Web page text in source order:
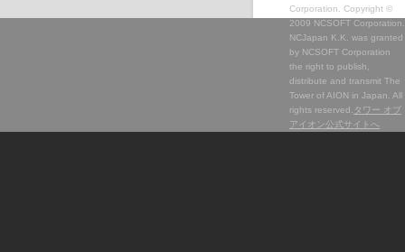
Corporation. Copyright ©
2009 NCSOFT Corporation.
NCJapan K.K. was granted
by NCSOFT Corporation
the right to publish,
distribute and transmit The
Tower of AION in Japan. All
rights reserved. タワー オブ
アイオン公式サイトへ